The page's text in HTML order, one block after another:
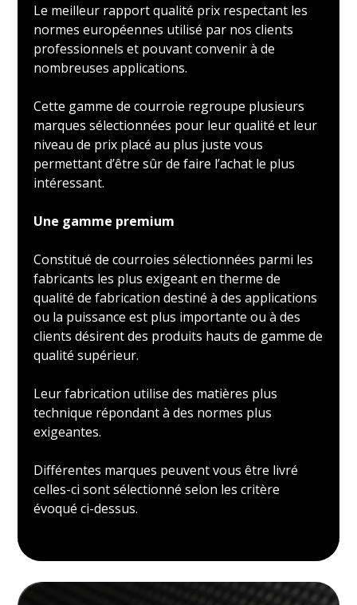
Le meilleur rapport qualité prix respectant les
normes européennes utilisé par nos clients
professionnels et pouvant convenir à de
nombreuses applications.
Cette gamme de courroie regroupe plusieurs
marques sélectionnées pour leur qualité et leur
niveau de prix placé au plus juste vous
permettant d’être sûr de faire l’achat le plus
intéressant.
Une gamme premium
Constitué de courroies sélectionnées parmi les
fabricants les plus exigeant en therme de
qualité de fabrication destiné à des applications
ou la puissance est plus importante ou à des
clients désirent des produits hauts de gamme de
qualité supérieur.
Leur fabrication utilise des matières plus
technique répondant à des normes plus
exigeantes.
Différentes marques peuvent vous être livré
celles-ci sont sélectionné selon les critère
évoqué ci-dessus.